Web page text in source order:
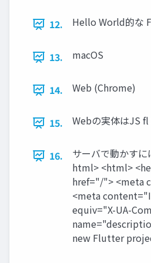
12. Hello World的な
13. macOS
14. Web (Chrome)
15. Webの実体はJS
16.
サーバで動かすに
html> <html>
href="/"> <meta
<meta
equiv="X-UA-
new Flutter